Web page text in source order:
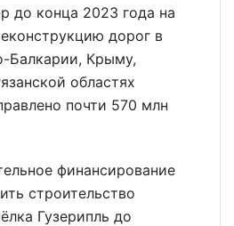
до конца 2023 года на
дорог в
Балкарии, Крыму,
областях
почти 570 млн
финансирование
строительство
Гузерипль до